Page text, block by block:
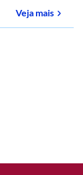
Veja maissobre